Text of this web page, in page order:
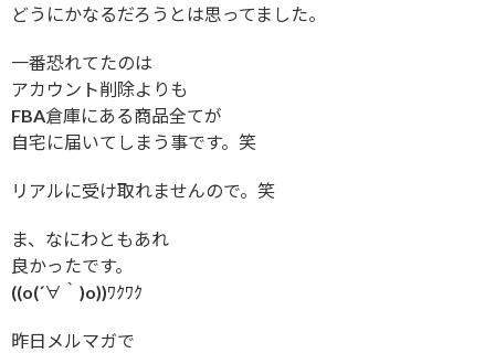
どうにかなるだろうとは思ってました。
一番恐れてたのは
アカウント削除よりも
FBA倉庫にある商品全てが
自宅に届いてしまう事です。笑
リアルに受け取れませんので。笑
ま、なにわともあれ
良かったです。
((o(´∀｀)o))ﾜｸﾜｸ
昨日メルマガで